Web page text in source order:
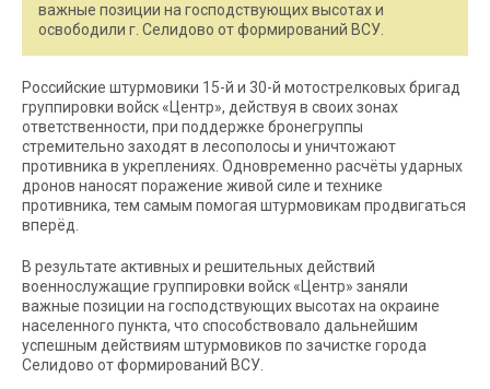
важные позиции на господствующих высотах и
освободили г. Селидово от формирований ВСУ.
Российские штурмовики 15-й и 30-й мотострелковых бригад
группировки войск «Центр», действуя в своих зонах
ответственности, при поддержке бронегруппы
стремительно заходят в лесополосы и уничтожают
противника в укреплениях. Одновременно расчёты ударных
дронов наносят поражение живой силе и технике
противника, тем самым помогая штурмовикам продвигаться
вперёд.
В результате активных и решительных действий
военнослужащие группировки войск «Центр» заняли
важные позиции на господствующих высотах на окраине
населенного пункта, что способствовало дальнейшим
успешным действиям штурмовиков по зачистке города
Селидово от формирований ВСУ.